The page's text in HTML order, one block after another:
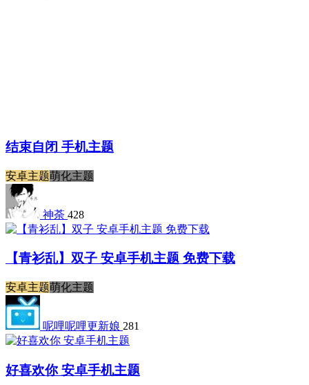
结束自闭 手机主题
安卓主题萌化主题
神荼 428
【青衫乱】双子 安卓手机主题 免费下载
安卓主题萌化主题
呢哩呢哩更新娘 281
好喜欢你 安卓手机主题